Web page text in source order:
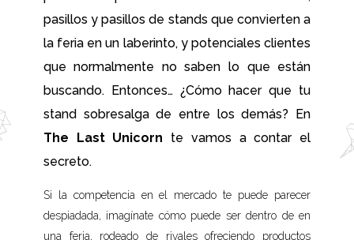
pasillos y pasillos de stands que convierten a
la feria en un laberinto, y potenciales clientes
que normalmente no saben lo que están
buscando. Entonces… ¿Cómo hacer que tu
stand sobresalga de entre los demás? En
The Last Unicorn te vamos a contar el
secreto.
Si la competencia en el mercado te puede parecer
despiadada, imagínate cómo puede ser dentro de en
una feria, rodeado de rivales ofreciendo productos